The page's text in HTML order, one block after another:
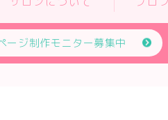
ージ制作モニター募集中